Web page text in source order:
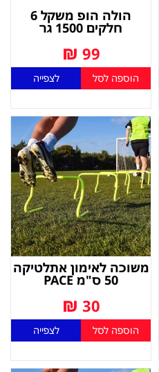
הולה הופ משקל 6
חלקים 1500 גר
99
₪
הוספה לסל לצפייה
משוכה לאימון אתלטיקה
50 ס"מ PACE
30
₪
הוספה לסל לצפייה